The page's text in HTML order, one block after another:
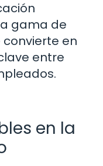
gama de
convierte en
entre
en la